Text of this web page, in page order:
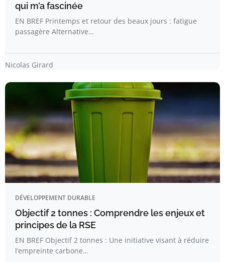
qui m’a fascinée
EN BREF Printemps et retour des beaux jours : fatigue
passagère Alternative…
Nicolas Girard
DÉVELOPPEMENT DURABLE
Objectif 2 tonnes : Comprendre les enjeux et
principes de la RSE
EN BREF Objectif 2 tonnes : Une initiative visant à réduire
l’empreinte carbone…